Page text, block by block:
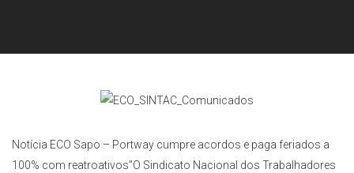
Notícia ECO Sapo – Portway cumpre acordos e paga feriados a
100% com reatroativos”O Sindicato Nacional dos Trabalhadores